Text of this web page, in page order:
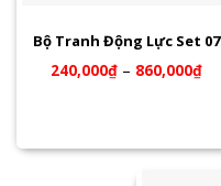
Bộ Tranh Động Lực Set 07
240,000₫– 860,000₫